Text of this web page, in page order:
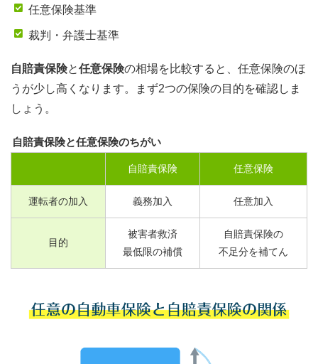
任意保険基準
裁判・弁護士基準
自賠責保険と任意保険の相場を比較すると、任意保険のほ
うが少し高くなります。まず2つの保険の目的を確認しま
しょう。
自賠責保険と任意保険のちがい
自賠責保険 任意保険
運転者の加入 義務加入 任意加入
目的
被害者救済
最低限の補償
自賠責保険の
不足分を補てん